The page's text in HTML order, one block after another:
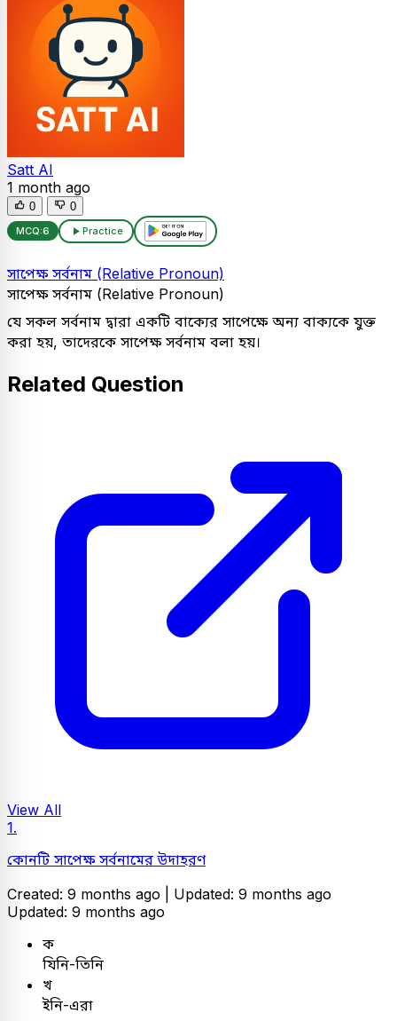
Satt AI
1 month ago
0 0
MCQ:6 Practice
সাপেক্ষ সর্বনাম (Relative Pronoun)
সাপেক্ষ সর্বনাম (Relative Pronoun)
যে সকল সর্বনাম দ্বারা একটি বাক্যের সাপেক্ষে অন্য বাক্যকে যুক্ত
করা হয়, তাদেরকে সাপেক্ষ সর্বনাম বলা হয়।
Related Question
View All
1.
কোনটি সাপেক্ষ সর্বনামের উদাহরণ
Created: 9 months ago | Updated: 9 months ago
Updated: 9 months ago
ক
যিনি-তিনি
খ
ইনি-এরা